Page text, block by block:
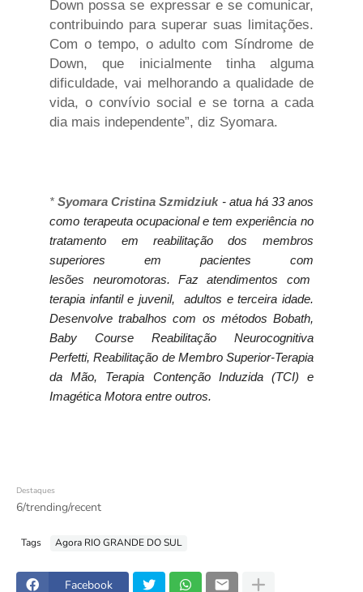
Down possa se expressar e se comunicar,
contribuindo para superar suas limitações.
Com o tempo, o adulto com Síndrome de
Down, que inicialmente tinha alguma
dificuldade, vai melhorando a qualidade de
vida, o convívio social e se torna a cada
dia mais independente”, diz Syomara.
* Syomara Cristina Szmidziuk - atua há 33 anos
como terapeuta ocupacional e tem experiência no
tratamento em reabilitação dos membros
superiores em pacientes com
lesões neuromotoras. Faz atendimentos com
terapia infantil e juvenil, adultos e terceira idade.
Desenvolve trabalhos com os métodos Bobath,
Baby Course Reabilitação Neurocognitiva
Perfetti, Reabilitação de Membro Superior-Terapia
da Mão, Terapia Contenção Induzida (TCI) e
Imagética Motora entre outros.
Destaques
6/trending/recent
Tags Agora RIO GRANDE DO SUL
Facebook